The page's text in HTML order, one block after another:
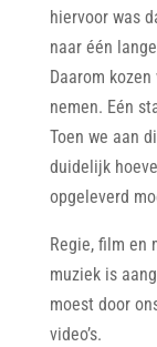
hiervoor was
naar één
Daarom
nemen. Eén
Toen we aan
duidelijk
opgeleverd
Regie, film en
muziek is
moest door
video’s.